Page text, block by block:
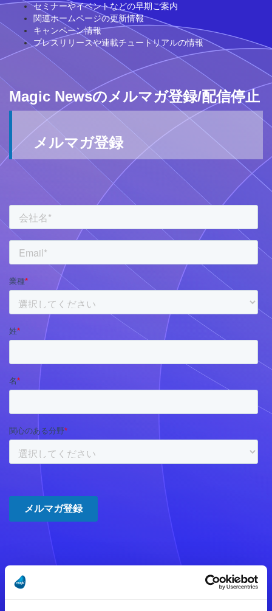
セミナーやイベントなどの早期ご案内
関連ホームページの更新情報
キャンペーン情報
プレスリリースや連載チュートリアルの情報
Magic Newsのメルマガ登録/配信停止
メルマガ登録
注意事項